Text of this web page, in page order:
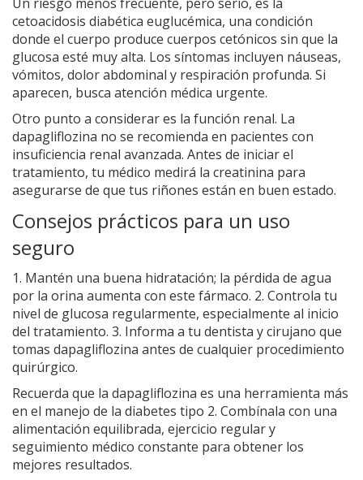
cetoacidosis diabética euglucémica, una condición
donde el cuerpo produce cuerpos cetónicos sin que la
glucosa esté muy alta. Los síntomas incluyen náuseas,
vómitos, dolor abdominal y respiración profunda. Si
aparecen, busca atención médica urgente.
Otro punto a considerar es la función renal. La
dapagliflozina no se recomienda en pacientes con
insuficiencia renal avanzada. Antes de iniciar el
tratamiento, tu médico medirá la creatinina para
asegurarse de que tus riñones están en buen estado.
Consejos prácticos para un uso
seguro
1. Mantén una buena hidratación; la pérdida de agua
por la orina aumenta con este fármaco. 2. Controla tu
nivel de glucosa regularmente, especialmente al inicio
del tratamiento. 3. Informa a tu dentista y cirujano que
tomas dapagliflozina antes de cualquier procedimiento
quirúrgico.
Recuerda que la dapagliflozina es una herramienta más
en el manejo de la diabetes tipo 2. Combínala con una
alimentación equilibrada, ejercicio regular y
seguimiento médico constante para obtener los
mejores resultados.